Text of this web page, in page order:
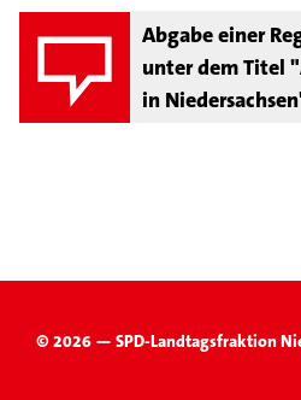
Abgabe einer
unter dem Titel
in
© 2026 — SPD-Landtagsfraktion